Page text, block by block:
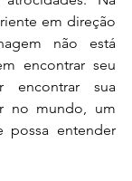
em direção
não está
encontrar seu
sua
no mundo, um
possa entender